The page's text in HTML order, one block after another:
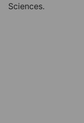
Sciences.